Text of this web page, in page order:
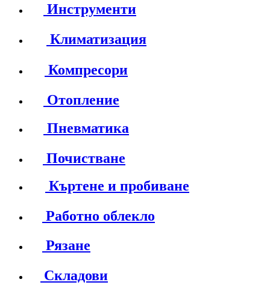
Инструменти
Климатизация
Компресори
Отопление
Пневматика
Почистване
Къртене и пробиване
Работно облекло
Рязане
Складови